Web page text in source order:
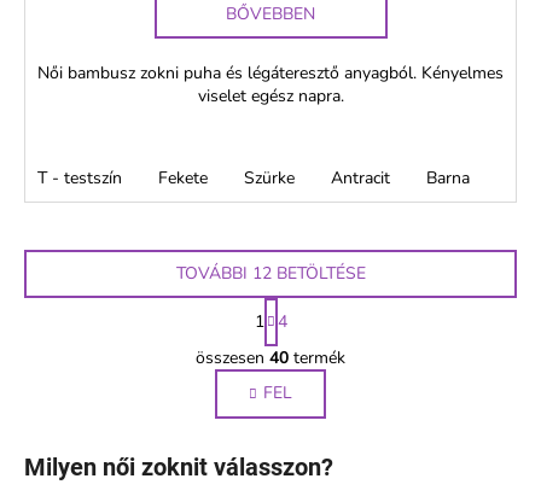
BŐVEBBEN
Női bambusz zokni puha és légáteresztő anyagból. Kényelmes
viselet egész napra.
T - testszín Fekete Szürke Antracit Barna
L
i
s
t
i
TOVÁBBI 12 BETÖLTÉSE
L
a
p
o
z
á
1
4
összesen 40 termék
FEL
Milyen női zoknit válasszon?